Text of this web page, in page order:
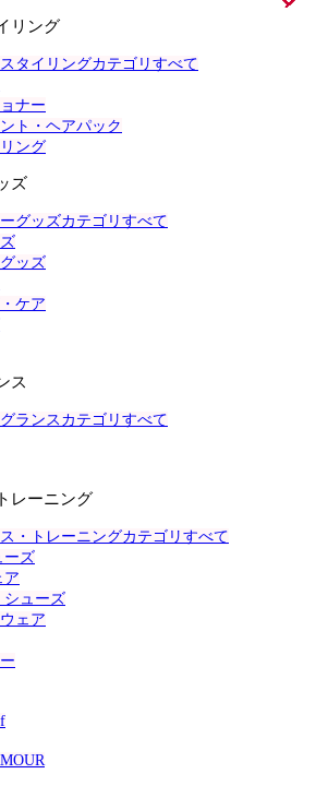
リング
タイリングカテゴリすべて
ナー
ト・ヘアパック
ング
ズ
グッズカテゴリすべて
ッズ
ケア
ス
ランスカテゴリすべて
レーニング
・トレーニングカテゴリすべて
ーズ
ア
シューズ
ェア